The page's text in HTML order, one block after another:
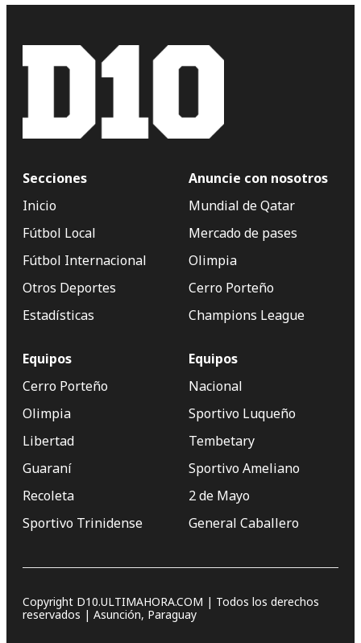
Secciones
Inicio
Fútbol Local
Fútbol Internacional
Otros Deportes
Estadísticas
Anuncie con nosotros
Mundial de Qatar
Mercado de pases
Olimpia
Cerro Porteño
Champions League
Equipos
Cerro Porteño
Olimpia
Libertad
Guaraní
Recoleta
Sportivo Trinidense
Equipos
Nacional
Sportivo Luqueño
Tembetary
Sportivo Ameliano
2 de Mayo
General Caballero
Copyright D10.ULTIMAHORA.COM | Todos los derechos
reservados | Asunción, Paraguay